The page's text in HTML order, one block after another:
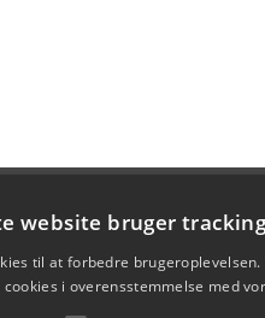
website bruger
til at forbedre
i overensstemmelse med